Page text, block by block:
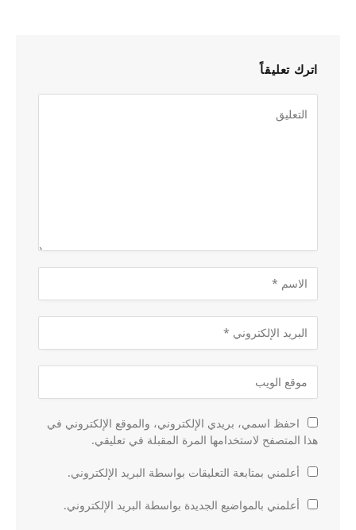
اترك تعليقاً
احفظ اسمي، بريدي الإلكتروني، والموقع الإلكتروني في
هذا المتصفح لاستخدامها المرة المقبلة في تعليقي.
أعلمني بمتابعة التعليقات بواسطة البريد الإلكتروني.
أعلمني بالمواضيع الجديدة بواسطة البريد الإلكتروني.